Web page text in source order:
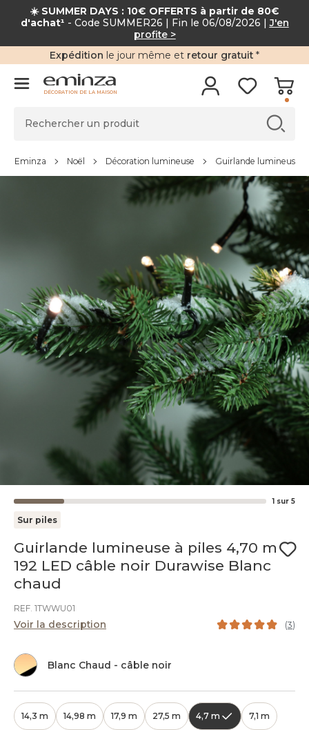
☀️ SUMMER DAYS : 10€ OFFERTS à partir de 80€
d'achat¹ - Code SUMMER26 | Fin le 06/08/2026 |J'en
profite >
Expédition le jour même et retour gratuit *
DÉCORATION DE LA MAISON
Eminza Noël Décoration lumineuse Guirlande lumineuse
1 sur 5
Sur piles
Guirlande lumineuse à piles 4,70 m
192 LED câble noir Durawise Blanc
chaud
REF. 1TWWU01
Voir la description (3)
Blanc Chaud - câble noir
14,3 m 14,98 m 17,9 m 27,5 m 4,7 m 7,1 m